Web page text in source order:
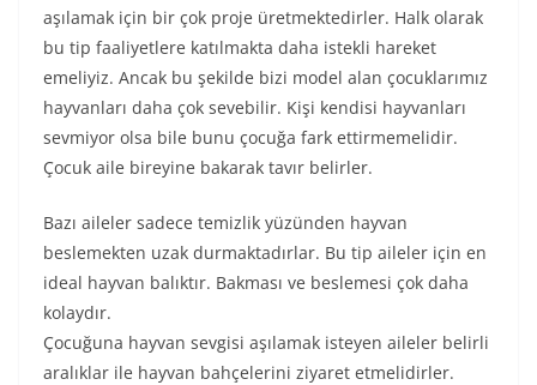
aşılamak için bir çok proje üretmektedirler. Halk olarak
bu tip faaliyetlere katılmakta daha istekli hareket
emeliyiz. Ancak bu şekilde bizi model alan çocuklarımız
hayvanları daha çok sevebilir. Kişi kendisi hayvanları
sevmiyor olsa bile bunu çocuğa fark ettirmemelidir.
Çocuk aile bireyine bakarak tavır belirler.
Bazı aileler sadece temizlik yüzünden hayvan
beslemekten uzak durmaktadırlar. Bu tip aileler için en
ideal hayvan balıktır. Bakması ve beslemesi çok daha
kolaydır.
Çocuğuna hayvan sevgisi aşılamak isteyen aileler belirli
aralıklar ile hayvan bahçelerini ziyaret etmelidirler.